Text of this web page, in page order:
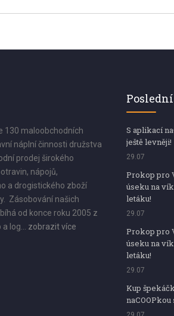
130 maloobchodních
náplní činnosti družstva
prodej širokého
nápojů,
a drogistického zboží
Zásobování našich
od konce roku 2005 z
log... zobrazit více
S aplikací
ještě levněji!
29.07
Prokop pro
úseku na
letáku!
29.07
Prokop pro
úseku na
letáku!
29.07
Kup